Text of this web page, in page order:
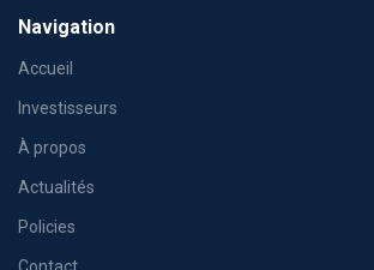
Navigation
Accueil
Investisseurs
À propos
Actualités
Policies
Contact